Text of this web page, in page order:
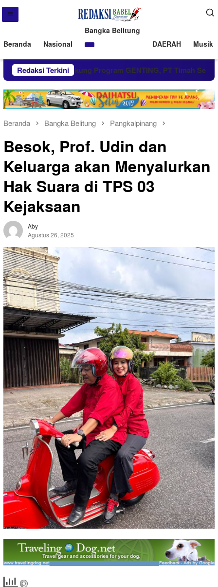
Beranda Nasional
Bangka Belitung
DAERAH
Musik
Redaksi TerkiniDukung Program GENTING, PT Timah Serahkan
Beranda Bangka Belitung Pangkalpinang
Besok, Prof. Udin dan
Keluarga akan Menyalurkan
Hak Suara di TPS 03
Kejaksaan
Aby
Agustus 26, 2025